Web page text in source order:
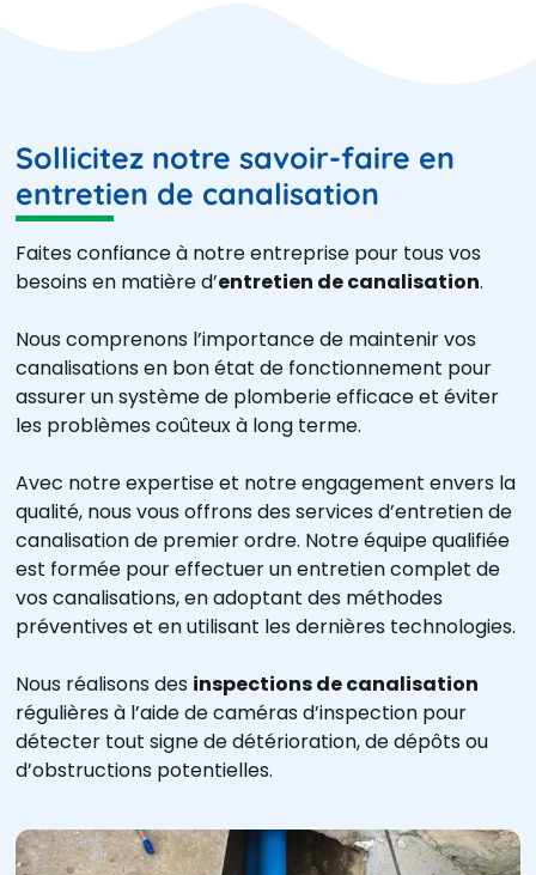
Sollicitez notre savoir-faire en
entretien de canalisation
Faites confiance à notre entreprise pour tous vos
besoins en matière d’entretien de canalisation.
Nous comprenons l’importance de maintenir vos
canalisations en bon état de fonctionnement pour
assurer un système de plomberie efficace et éviter
les problèmes coûteux à long terme.
Avec notre expertise et notre engagement envers la
qualité, nous vous offrons des services d’entretien de
canalisation de premier ordre. Notre équipe qualifiée
est formée pour effectuer un entretien complet de
vos canalisations, en adoptant des méthodes
préventives et en utilisant les dernières technologies.
Nous réalisons des inspections de canalisation
régulières à l’aide de caméras d’inspection pour
détecter tout signe de détérioration, de dépôts ou
d’obstructions potentielles.